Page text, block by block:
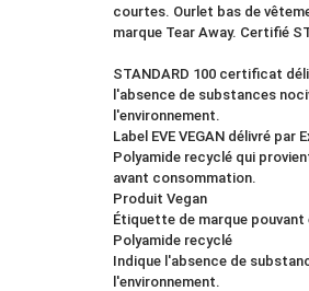
courtes. Ourlet bas de
marque Tear Away. Certifié
STANDARD 100 certificat
l'absence de substances
l'environnement.
Label EVE VEGAN délivré
Polyamide recyclé qui
avant consommation.
Produit Vegan
Étiquette de marque
Polyamide recyclé
Indique l'absence de
l'environnement.